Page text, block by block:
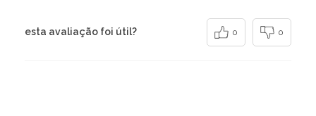
esta avaliação foi útil? 0 0